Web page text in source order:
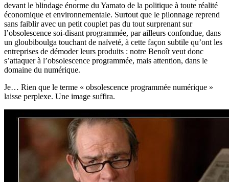
devant le blindage énorme du Yamato de la politique à toute réalité
économique et environnementale. Surtout que le pilonnage reprend
sans faiblir avec un petit couplet pas du tout surprenant sur
l’obsolescence soi-disant programmée, par ailleurs confondue, dans
un gloubiboulga touchant de naïveté, à cette façon subtile qu’ont les
entreprises de démoder leurs produits : notre Benoît veut donc
s’attaquer à l’obsolescence programmée, mais attention, dans le
domaine du numérique.
Je… Rien que le terme « obsolescence programmée numérique »
laisse perplexe. Une image suffira.